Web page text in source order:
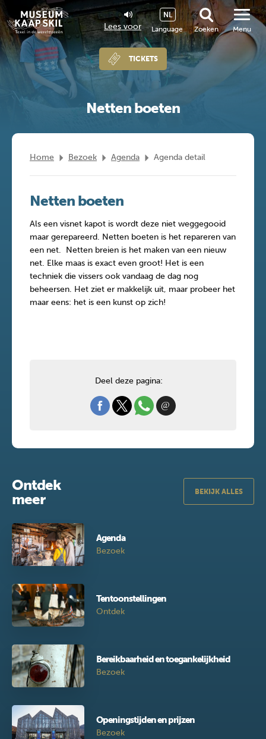
Lees voor Language
NL
Zoeken
TICKETS
Menu
Netten boeten
Home Bezoek Agenda Agenda detail
Netten boeten
Als een visnet kapot is wordt deze niet weggegooid
maar gerepareerd. Netten boeten is het repareren van
een net. Netten breien is het maken van een nieuw
net. Elke maas is exact even groot! Het is een
techniek die vissers ook vandaag de dag nog
beheersen. Het ziet er makkelijk uit, maar probeer het
maar eens: het is een kunst op zich!
Deel deze pagina:
Ontdek
meer
BEKIJK ALLES
Agenda
Bezoek
Tentoonstellingen
Ontdek
Bereikbaarheid en toegankelijkheid
Bezoek
Openingstijden en prijzen
Bezoek